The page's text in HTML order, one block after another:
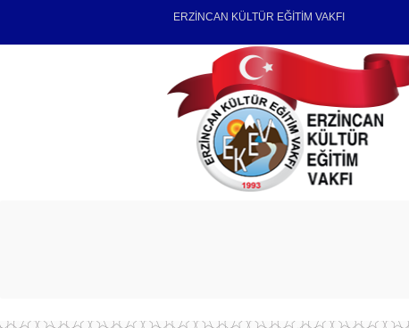
ERZİNCAN KÜLTÜR EĞİTİM VAKFI